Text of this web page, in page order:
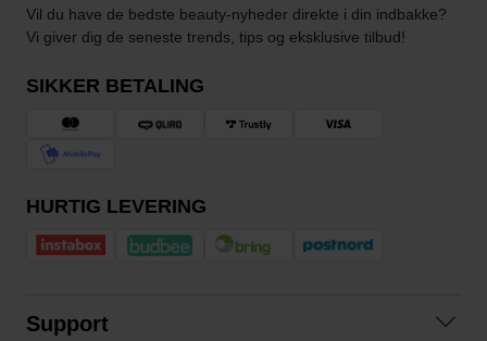
Vil du have de bedste beauty-nyheder direkte i din indbakke?
Vi giver dig de seneste trends, tips og eksklusive tilbud!
SIKKER BETALING
HURTIG LEVERING
Support